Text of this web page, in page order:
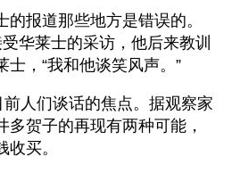
报道那些地方是错误的。
华莱士的采访，他后来教训
，“我和他谈笑风声。”
前人们谈话的焦点。据观察家
多贺子的再现有两种可能，
买。